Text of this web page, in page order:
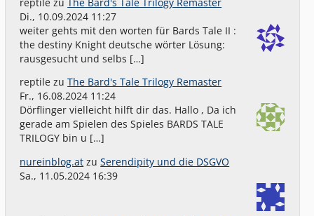
Di., 10.09.2024 11:27
weiter gehts mit den worten für Bards Tale II :
the destiny Knight deutsche wörter Lösung:
rausgesucht und selbs […]
reptile zuThe Bard's Tale Trilogy Remaster
Fr., 16.08.2024 11:24
Dörflinger vielleicht hilft dir das. Hallo , Da ich
gerade am Spielen des Spieles BARDS TALE
TRILOGY bin u […]
nureinblog.at zuSerendipity und die DSGVO
Sa., 11.05.2024 16:39